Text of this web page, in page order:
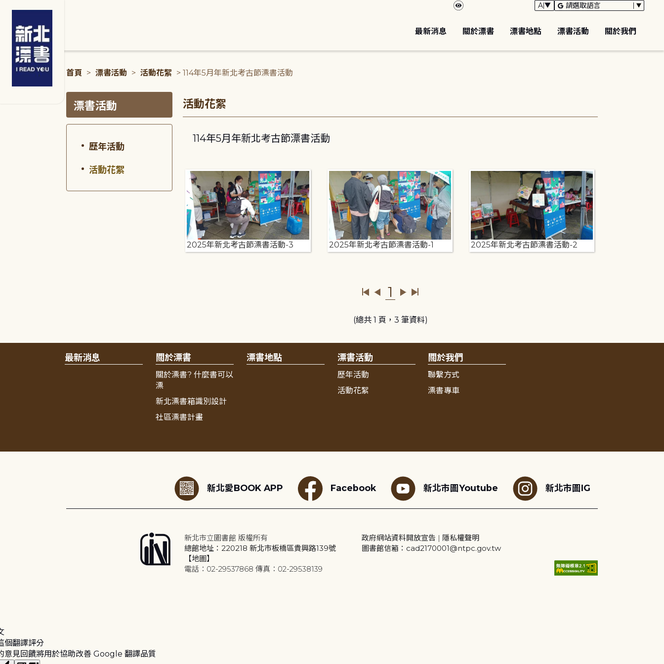
最新消息 關於漂書 漂書地點 漂書活動 關於我們
首頁 > 漂書活動 > 活動花絮 > 114年5月年新北考古節漂書活動
漂書活動
歷年活動
活動花絮
活動花絮
114年5月年新北考古節漂書活動
2025年新北考古節漂書活動-3 2025年新北考古節漂書活動-1 2025年新北考古節漂書活動-2
1
(總共 1 頁，3 筆資料)
最新消息 關於漂書
關於漂書? 什麼書可以
漂
新北漂書箱識別設計
社區漂書計畫
漂書地點 漂書活動
歷年活動
活動花絮
關於我們
聯繫方式
漂書專車
新北愛BOOK APP Facebook 新北市圖Youtube 新北市圖IG
新北市立圖書館 版權所有
總館地址：220218 新北市板橋區貴興路139號
【地圖】
電話：02-29537868 傳真：02-29538139
政府網站資料開放宣告 | 隱私權聲明
圖書館信箱：cad2170001@ntpc.gov.tw
個翻譯評分
意見回饋將用於協助改善 Google 翻譯品質